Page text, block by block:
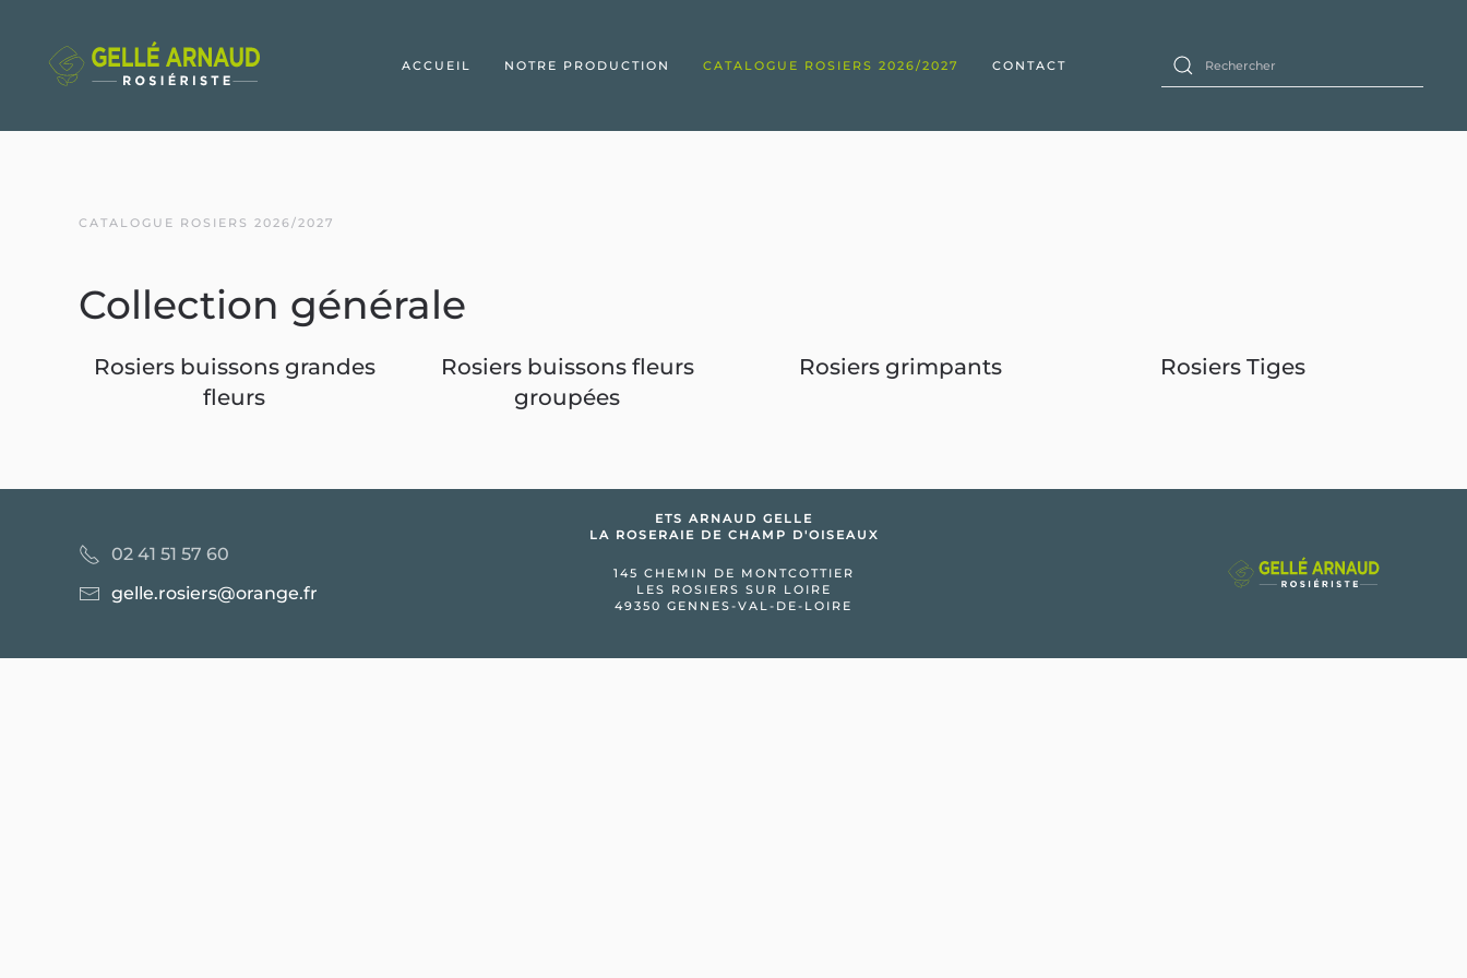
ACCUEIL NOTRE PRODUCTION CATALOGUE ROSIERS 2026/2027 CONTACT
CATALOGUE ROSIERS 2026/2027
Collection générale
Rosiers buissons grandes
fleurs
Rosiers buissons fleurs
groupées
Rosiers grimpants Rosiers Tiges
02 41 51 57 60
gelle.rosiers@orange.fr
ETS ARNAUD GELLE
LA ROSERAIE DE CHAMP D'OISEAUX
145 CHEMIN DE MONTCOTTIER
LES ROSIERS SUR LOIRE
49350 GENNES-VAL-DE-LOIRE